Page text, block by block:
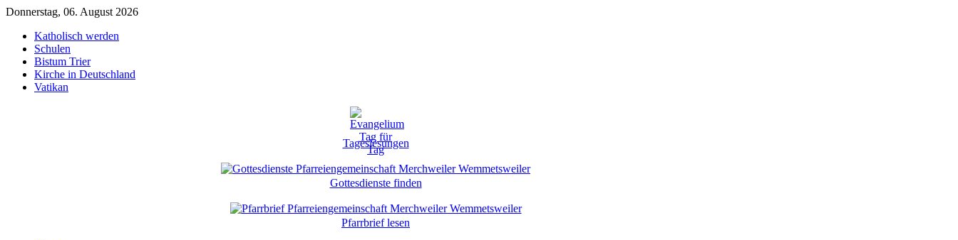
Donnerstag, 06. August 2026
Katholisch werden
Schulen
Bistum Trier
Kirche in Deutschland
Vatikan
Tageslesungen
Gottesdienste finden
Pfarrbrief lesen